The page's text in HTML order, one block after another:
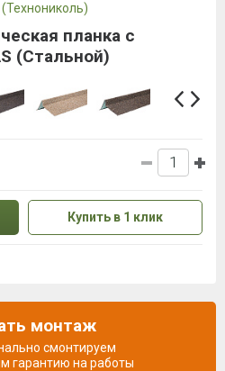
планка с
(Стальной)
Купить в 1 клик
монтаж
смонтируем
гарантию на работы